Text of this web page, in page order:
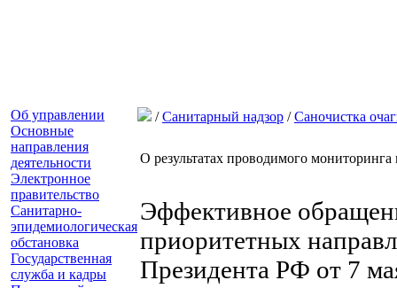
Об управлении
Основные
направления
деятельности
Электронное
правительство
Санитарно-
эпидемиологическая
обстановка
Государственная
служба и кадры
/Санитарный надзор /Саночистка
О результатах проводимого
Эффективное
приоритетных
Президента РФ от 7